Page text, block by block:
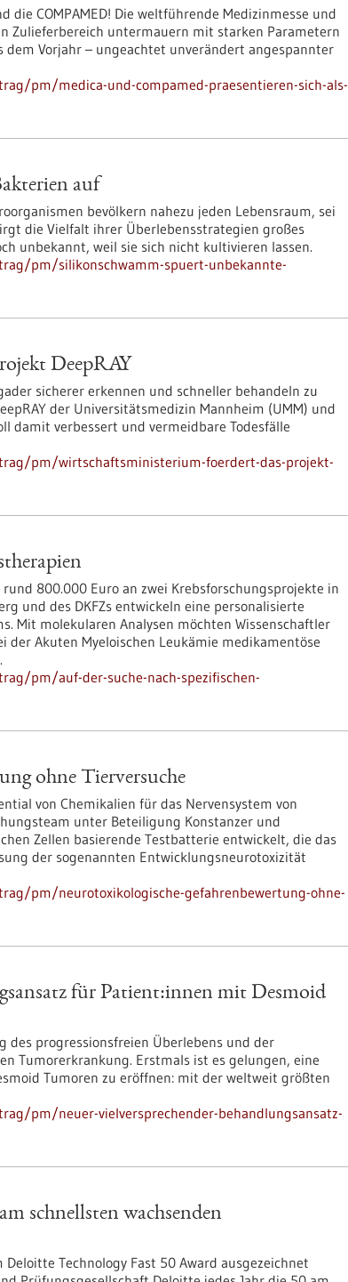
die COMPAMED! Die weltführende Medizinmesse und
Zulieferbereich untermauern mit starken Parametern
Vorjahr – ungeachtet unverändert angespannter
pm/medica-und-compamed-praesentieren-sich-als-
auf
bevölkern nahezu jeden Lebensraum, sei
die Vielfalt ihrer Überlebensstrategien großes
unbekannt, weil sie sich nicht kultivieren lassen.
pm/silikonschwamm-spuert-unbekannte-
DeepRAY
sicherer erkennen und schneller behandeln zu
der Universitätsmedizin Mannheim (UMM) und
damit verbessert und vermeidbare Todesfälle
pm/wirtschaftsministerium-foerdert-das-projekt-
800.000 Euro an zwei Krebsforschungsprojekte in
und des DKFZs entwickeln eine personalisierte
Mit molekularen Analysen möchten Wissenschaftler
Akuten Myeloischen Leukämie medikamentöse
pm/auf-der-suche-nach-spezifischen-
ohne Tierversuche
von Chemikalien für das Nervensystem von
unter Beteiligung Konstanzer und
Zellen basierende Testbatterie entwickelt, die das
der sogenannten Entwicklungsneurotoxizität
pm/neurotoxikologische-gefahrenbewertung-ohne-
für Patient:innen mit Desmoid
des progressionsfreien Überlebens und der
Tumorerkrankung. Erstmals ist es gelungen, eine
Tumoren zu eröffnen: mit der weltweit größten
pm/neuer-vielversprechender-behandlungsansatz-
schnellsten wachsenden
Technology Fast 50 Award ausgezeichnet